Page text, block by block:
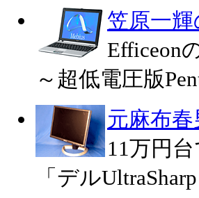
笠原一
Efficeon
～超低電圧版
元麻布
11万円
「デル